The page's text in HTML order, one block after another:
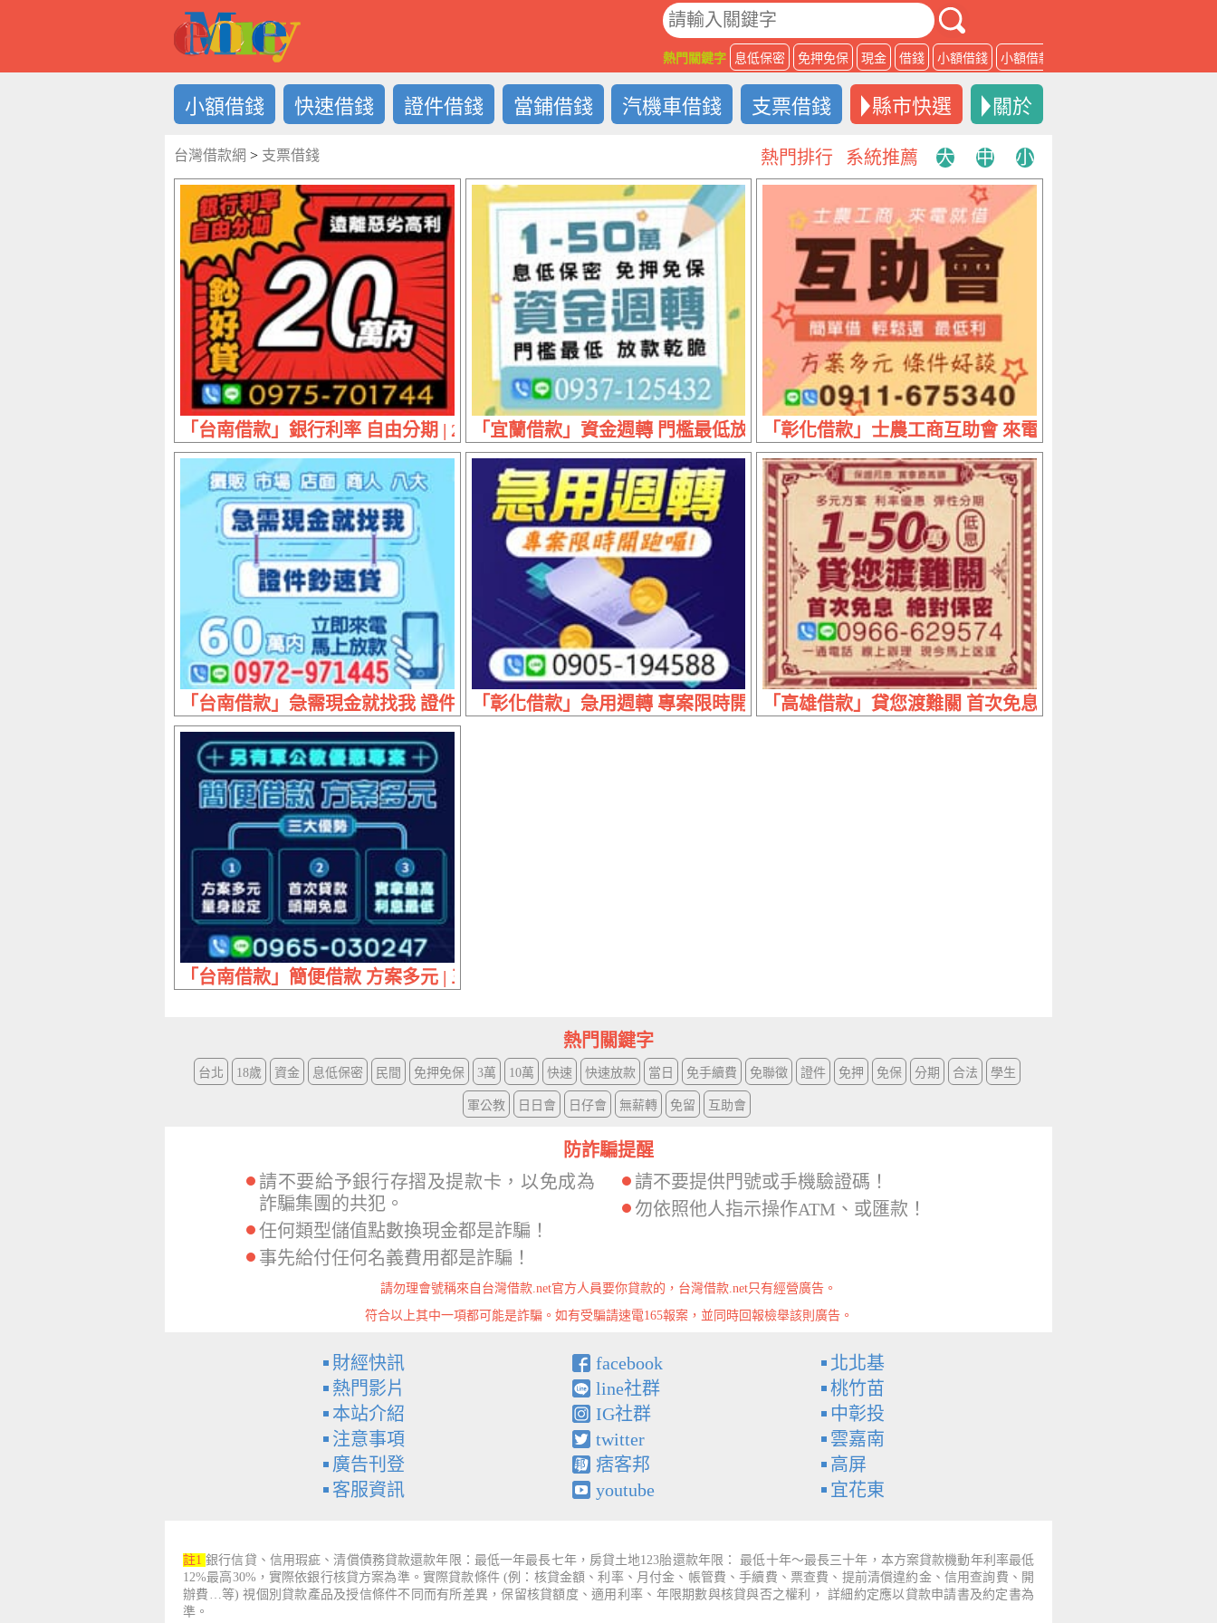
熱門關鍵字 息低保密 免押免保 現金 借錢 小額借錢 小額借款
小額借錢 快速借錢 證件借錢 當鋪借錢 汽機車借錢 支票借錢 縣市快選 關於
台灣借款網 > 支票借錢 熱門排行 系統推薦 大 中 小
「台南借款」銀行利率 自由分期 | 20萬內 遠離惡劣高利「宜蘭借款」資金週轉 門檻最低放款乾脆 | 1~50萬 息低保密免押免保
「彰化借款」士農工商互助會 來電就借 | 方案多元 條件
「台南借款」急需現金就找我 證件超速貸 | 60萬內 來電立即放款
「彰化借款」急用週轉 專案限時開跑 「高雄借款」貸您渡難關 首次免息絕對保密 | 1~50萬 利
「台南借款」簡便借款 方案多元 | 三大優勢 實拿最高頭期免息
熱門關鍵字
台北 18歲 資金 息低保密 民間 免押免保 3萬 10萬 快速 快速放款 當日 免手續費 免聯徵 證件 免押 免保 分期 合法 學生
軍公教 日日會 日仔會 無薪轉 免留 互助會
防詐騙提醒
請不要給予銀行存摺及提款卡，以免成為
詐騙集團的共犯。
任何類型儲值點數換現金都是詐騙！
事先給付任何名義費用都是詐騙！
請不要提供門號或手機驗證碼！
勿依照他人指示操作ATM、或匯款！
請勿理會號稱來自台灣借款.net官方人員要你貸款的，台灣借款.net只有經營廣告。
符合以上其中一項都可能是詐騙。如有受騙請速電165報案，並同時回報檢舉該則廣告。
財經快訊
熱門影片
本站介紹
注意事項
廣告刊登
客服資訊
facebook
line社群
IG社群
twitter
痞客邦
youtube
北北基
桃竹苗
中彰投
雲嘉南
高屏
宜花東
註1 銀行信貸、信用瑕疵、清償債務貸款還款年限：最低一年最長七年，房貸土地123胎還款年限： 最低十年～最長三十年，本方案貸款機動年利率最低
12%最高30%，實際依銀行核貸方案為準。實際貸款條件 (例：核貸金額、利率、月付金、帳管費、手續費、票查費、提前清償違約金、信用查詢費、開
辦費…等) 視個別貸款產品及授信條件不同而有所差異，保留核貸額度、適用利率、年限期數與核貸與否之權利， 詳細約定應以貸款申請書及約定書為
準。